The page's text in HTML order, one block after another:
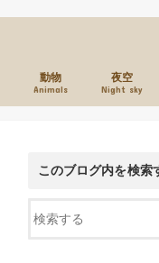
動物
Animals
夜空
Night sky
このブログ内を検索